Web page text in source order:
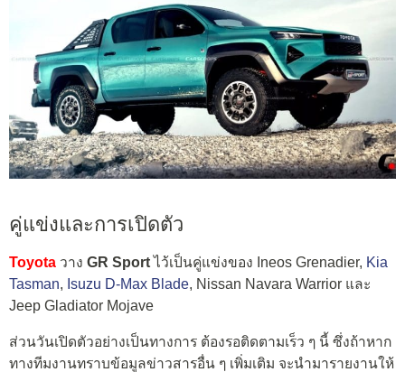
คู่แข่งและการเปิดตัว
Toyota วาง GR Sportไว้เป็นคู่แข่งของ Ineos Grenadier, Kia
Tasman, Isuzu D-Max Blade, Nissan Navara Warrior และ
Jeep Gladiator Mojave
ส่วนวันเปิดตัวอย่างเป็นทางการ ต้องรอติดตามเร็ว ๆ นี้ ซึ่งถ้าหาก
ทางทีมงานทราบข้อมูลข่าวสารอื่น ๆ เพิ่มเติม จะนำมารายงานให้